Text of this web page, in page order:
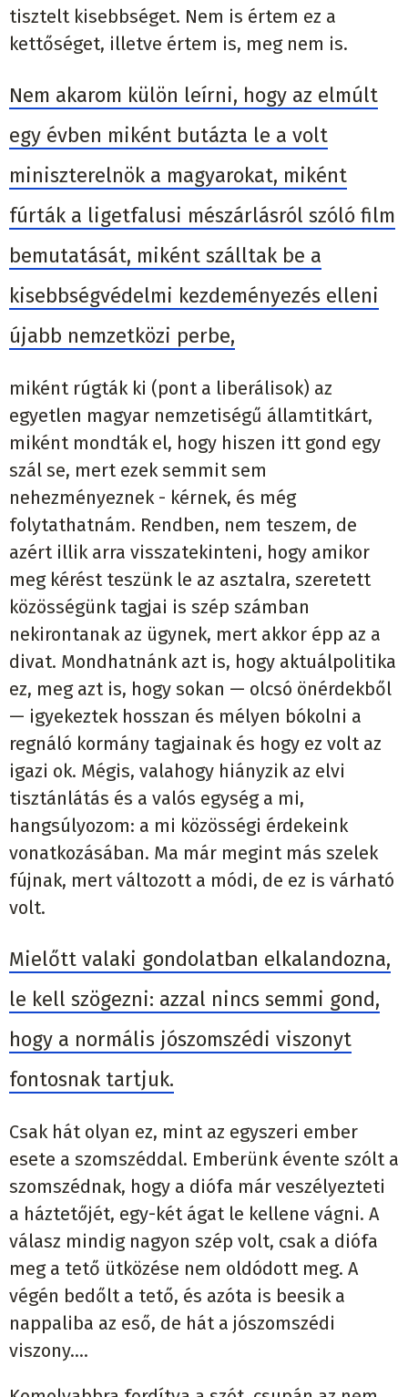
tisztelt kisebbséget. Nem is értem ez a
kettőséget, illetve értem is, meg nem is.
Nem akarom külön leírni, hogy az elmúlt
egy évben miként butázta le a volt
miniszterelnök a magyarokat, miként
fúrták a ligetfalusi mészárlásról szóló film
bemutatását, miként szálltak be a
kisebbségvédelmi kezdeményezés elleni
újabb nemzetközi perbe,
miként rúgták ki (pont a liberálisok) az
egyetlen magyar nemzetiségű államtitkárt,
miként mondták el, hogy hiszen itt gond egy
szál se, mert ezek semmit sem
nehezményeznek - kérnek, és még
folytathatnám. Rendben, nem teszem, de
azért illik arra visszatekinteni, hogy amikor
meg kérést teszünk le az asztalra, szeretett
közösségünk tagjai is szép számban
nekirontanak az ügynek, mert akkor épp az a
divat. Mondhatnánk azt is, hogy aktuálpolitika
ez, meg azt is, hogy sokan — olcsó önérdekből
— igyekeztek hosszan és mélyen bókolni a
regnáló kormány tagjainak és hogy ez volt az
igazi ok. Mégis, valahogy hiányzik az elvi
tisztánlátás és a valós egység a mi,
hangsúlyozom: a mi közösségi érdekeink
vonatkozásában. Ma már megint más szelek
fújnak, mert változott a módi, de ez is várható
volt.
Mielőtt valaki gondolatban elkalandozna,
le kell szögezni: azzal nincs semmi gond,
hogy a normális jószomszédi viszonyt
fontosnak tartjuk.
Csak hát olyan ez, mint az egyszeri ember
esete a szomszéddal. Emberünk évente szólt a
szomszédnak, hogy a diófa már veszélyezteti
a háztetőjét, egy-két ágat le kellene vágni. A
válasz mindig nagyon szép volt, csak a diófa
meg a tető ütközése nem oldódott meg. A
végén bedőlt a tető, és azóta is beesik a
nappaliba az eső, de hát a jószomszédi
viszony….